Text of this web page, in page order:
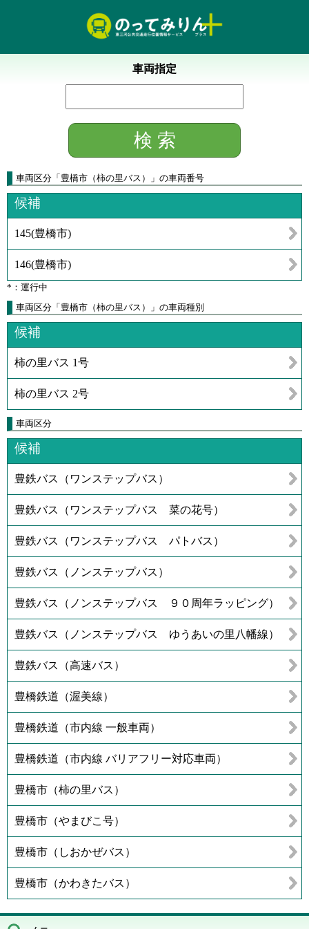
車両指定
車両区分 「 豊橋市（柿の里バス） 」 の車両番号
候補
145(豊橋市)
146(豊橋市)
*：運行中
車両区分「豊橋市（柿の里バス）」の車両種別
候補
柿の里バス 1号
柿の里バス 2号
車両区分
候補
豊鉄バス（ワンステップバス）
豊鉄バス（ワンステップバス 菜の花号）
豊鉄バス（ワンステップバス パトバス）
豊鉄バス（ノンステップバス）
豊鉄バス（ノンステップバス ９０周年ラッピング）
豊鉄バス（ノンステップバス ゆうあいの里八幡線）
豊鉄バス（高速バス）
豊橋鉄道（渥美線）
豊橋鉄道（市内線 一般車両）
豊橋鉄道（市内線 バリアフリー対応車両）
豊橋市（柿の里バス）
豊橋市（やまびこ号）
豊橋市（しおかぜバス）
豊橋市（かわきたバス）